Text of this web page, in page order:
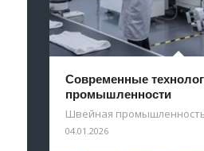
Современные
промышленности
Швейная
04.01.2026